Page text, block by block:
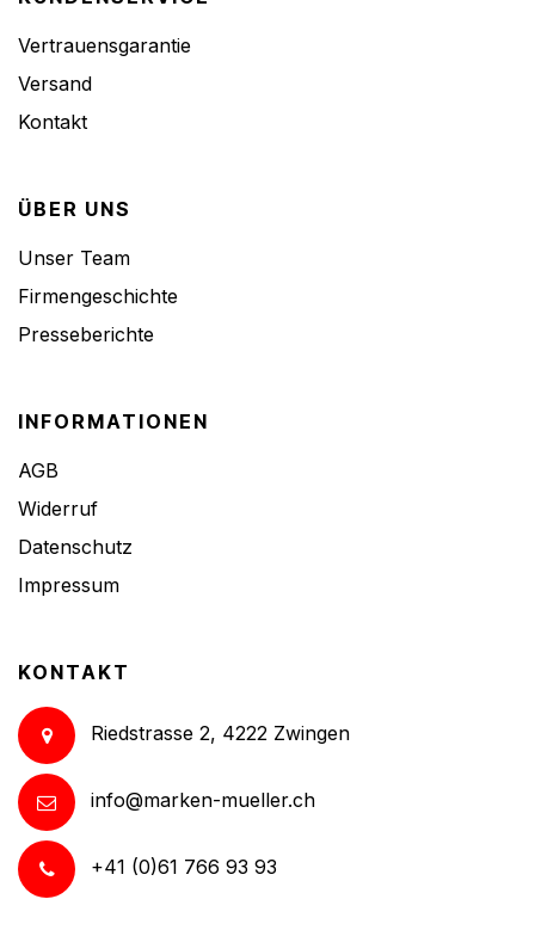
Vertrauensgarantie
Versand
Kontakt
ÜBER UNS
Unser Team
Firmengeschichte
Presseberichte
INFORMATIONEN
AGB
Widerruf
Datenschutz
Impressum
KONTAKT
Riedstrasse 2, 4222 Zwingen
info@marken-mueller.ch
+41 (0)61 766 93 93